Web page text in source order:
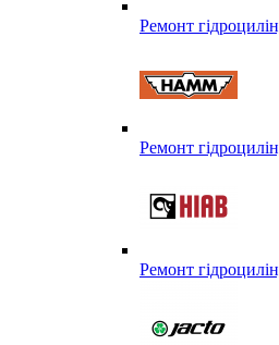
Ремонт
Ремонт
Ремонт